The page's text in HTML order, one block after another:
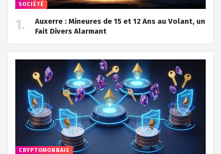
SOCIÉTÉ
Auxerre : Mineures de 15 et 12 Ans au Volant, un
Fait Divers Alarmant
CRYPTOMONNAIE